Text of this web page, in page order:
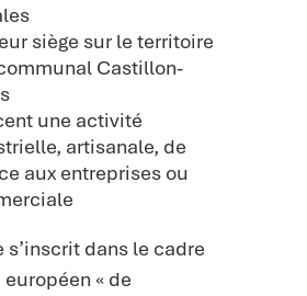
siège sur le territoire
Castillon-
une activité
artisanale, de
aux entreprises ou
s’inscrit dans le cadre
« de